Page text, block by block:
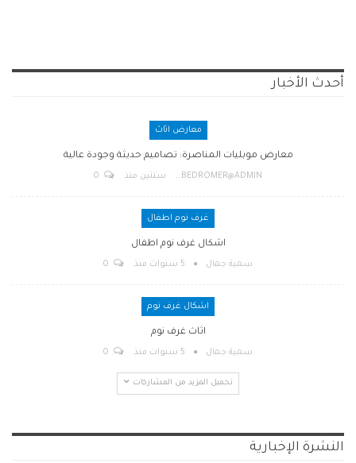
أحدث الأخبار
معارض اثاث
معارض موبليات المناصرة: تصاميم حديثة وجودة عالية
BEDROMER@ADMIN سنتين منذ
غرف نوم اطفال
اشكال غرف نوم اطفال
سمية جمال 5 سنوات منذ
اشكال غرف نوم
اثاث غرف نوم
سمية جمال 5 سنوات منذ
تحميل المزيد من المشاركات
النشرة الإخبارية